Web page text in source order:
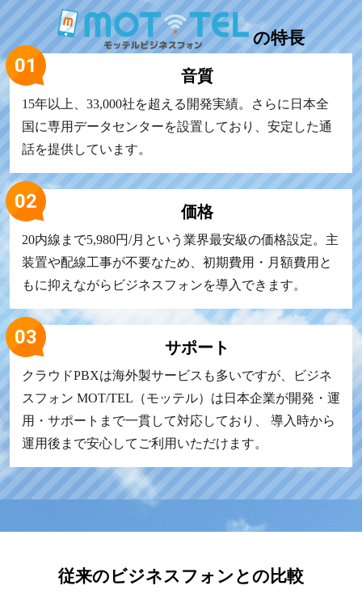
の特長
音質
15年以上、33,000社を超える開発実績。さらに日本全
国に専用データセンターを設置しており、安定した通
話を提供しています。
価格
20内線まで5,980円/月という業界最安級の価格設定。主
装置や配線工事が不要なため、初期費用・月額費用と
もに抑えながらビジネスフォンを導入できます。
サポート
クラウドPBXは海外製サービスも多いですが、ビジネ
スフォン MOT/TEL（モッテル）は日本企業が開発・運
用・サポートまで一貫して対応しており、 導入時から
運用後まで安心してご利用いただけます。
従来のビジネスフォンとの比較